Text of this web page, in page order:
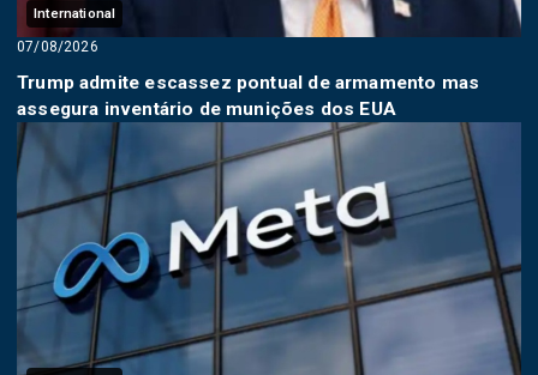
International
07/08/2026
Trump admite escassez pontual de armamento mas
assegura inventário de munições dos EUA